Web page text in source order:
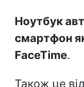
Ноутбук
смартфон
FaceTime.
Також це